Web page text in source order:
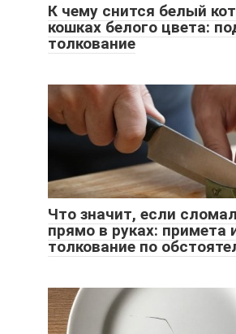
К чему снится белый
кошках белого цвета:
толкование
Что значит, если
прямо в руках: примета
толкование по